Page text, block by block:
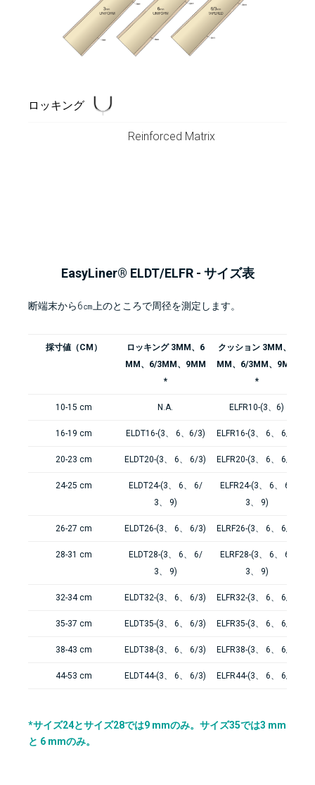
ロッキング
Reinforced Matrix
EasyLiner® ELDT/ELFR - サイズ表
断端末から6㎝上のところで周径を測定します。
採寸値（CM）
ロッキング 3MM、6
MM、6/3MM、9MM
*
クッション 3MM、6
MM、6/3MM、9MM
*
10-15 cm N.A. ELFR10-(3、6)
16-19 cm ELDT16-(3、 6、6/3) ELFR16-(3、 6、 6/3)
20-23 cm ELDT20-(3、 6、 6/3) ELFR20-(3、 6、 6/3)
24-25 cm
ELDT24-(3、 6、 6/
3、 9)
ELFR24-(3、 6、 6/
3、 9)
26-27 cm ELDT26-(3、 6、 6/3) ELRF26-(3、 6、 6/3)
28-31 cm
ELDT28-(3、 6、 6/
3、 9)
ELRF28-(3、 6、 6/
3、 9)
32-34 cm ELDT32-(3、 6、 6/3) ELFR32-(3、 6、 6/3)
35-37 cm ELDT35-(3、 6、 6/3) ELFR35-(3、 6、 6/3)
38-43 cm ELDT38-(3、 6、 6/3) ELFR38-(3、 6、 6/3)
44-53 cm ELDT44-(3、 6、 6/3) ELFR44-(3、 6、 6/3)
*サイズ24とサイズ28では9 mmのみ。サイズ35では3 mm
と 6 mmのみ。